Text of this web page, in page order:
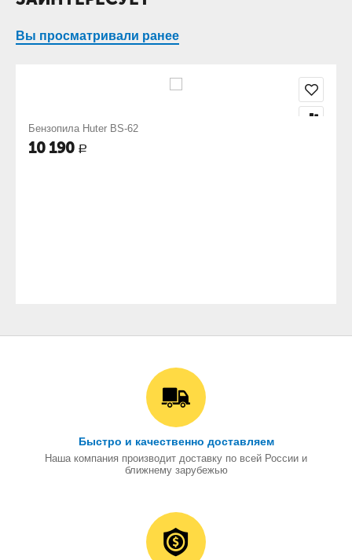
Вы просматривали ранее
Бензопила Huter BS-62
10 190 Р
Быстро и качественно доставляем
Наша компания производит доставку по всей России и
ближнему зарубежью